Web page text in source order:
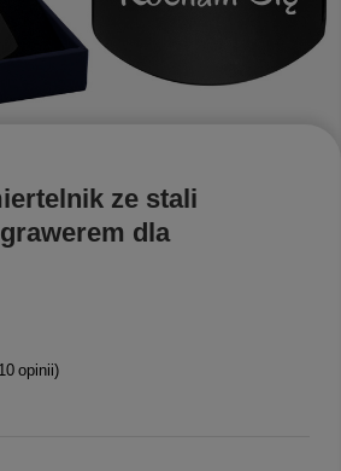
ze stali
dla
10 opinii)